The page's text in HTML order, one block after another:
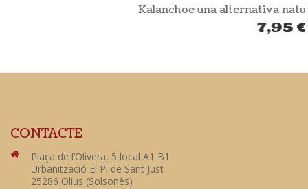
Kalanchoe una alternativa natural a la quimioterapia (Llibre)
CONTACTE
Plaça de l’Olivera, 5 local A1 B1
Urbanització El Pi de Sant Just
25286 Olius (Solsonès)